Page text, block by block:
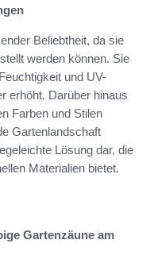
Beliebtheit, da sie
werden können. Sie
und UV-
erhöht. Darüber hinaus
Farben und Stilen
Gartenlandschaft
Lösung dar, die
Materialien bietet.
Gartenzäune am